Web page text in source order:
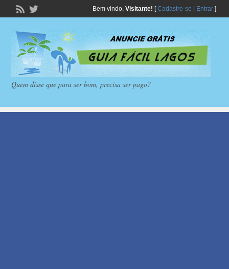
Bem vindo, Visitante! [Cadastre-se Entrar]
Quem disse que para ser bom, precisa ser pago?